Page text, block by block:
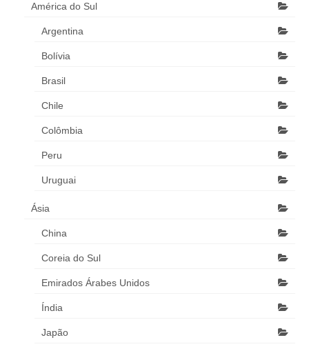
América do Sul
Argentina
Bolívia
Brasil
Chile
Colômbia
Peru
Uruguai
Ásia
China
Coreia do Sul
Emirados Árabes Unidos
Índia
Japão